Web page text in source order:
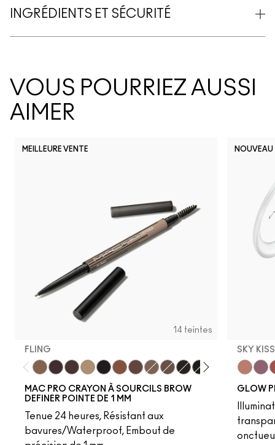
INGRÉDIENTS ET SÉCURITÉ
VOUS POURRIEZ AUSSI
AIMER
MEILLEURE VENTE
14 teintes
FLING
Genuine Aubergine
Omega
OnyxPenny
MAC PRO CRAYON À SOURCILS BROW
DEFINER POINTE DE 1 MM
Tenue 24 heures, Résistant aux
bavures/Waterproof, Embout de
NOUVEAU
SKY
GLOW